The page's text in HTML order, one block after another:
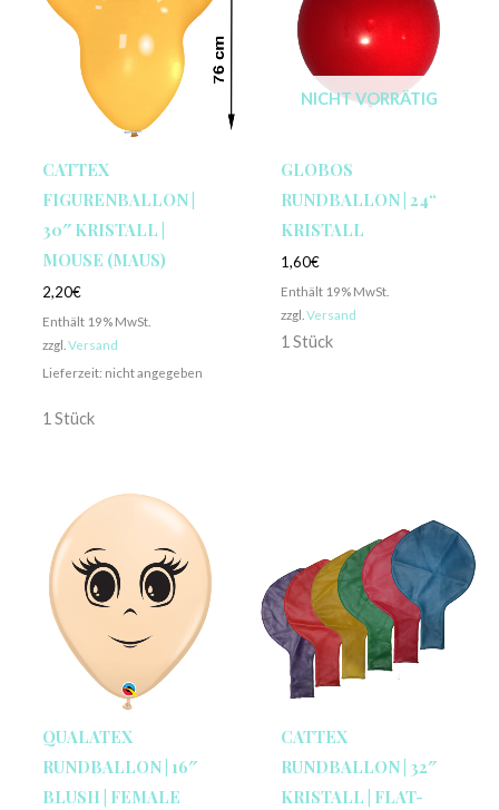
CATTEX
FIGURENBALLON |
30″ KRISTALL |
MOUSE (MAUS)
2,20€
Enthält 19% MwSt.
zzgl. Versand
Lieferzeit: nicht angegeben
1 Stück
NICHT VORRÄTIG
GLOBOS
RUNDBALLON | 24“
KRISTALL
1,60€
Enthält 19% MwSt.
zzgl. Versand
1 Stück
QUALATEX
RUNDBALLON | 16″
BLUSH | FEMALE
CATTEX
RUNDBALLON | 32″
KRISTALL | FLAT-